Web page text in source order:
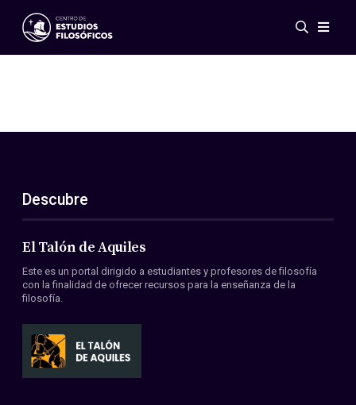
Eventos
ES
EN
Acerca de nosotros
Miembros
Convenios
Descubre
El Talón de Aquiles
Este es un portal dirigido a estudiantes y profesores de filosofía
con la finalidad de ofrecer recursos para la enseñanza de la
filosofía.